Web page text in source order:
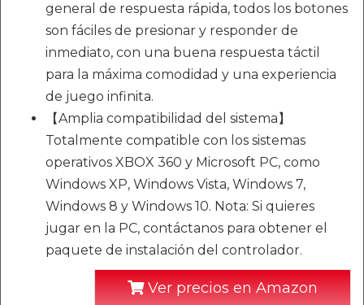
general de respuesta rápida, todos los botones
son fáciles de presionar y responder de
inmediato, con una buena respuesta táctil
para la máxima comodidad y una experiencia
de juego infinita.
【Amplia compatibilidad del sistema】
Totalmente compatible con los sistemas
operativos XBOX 360 y Microsoft PC, como
Windows XP, Windows Vista, Windows 7,
Windows 8 y Windows 10. Nota: Si quieres
jugar en la PC, contáctanos para obtener el
paquete de instalación del controlador.
Ver precios en Amazon